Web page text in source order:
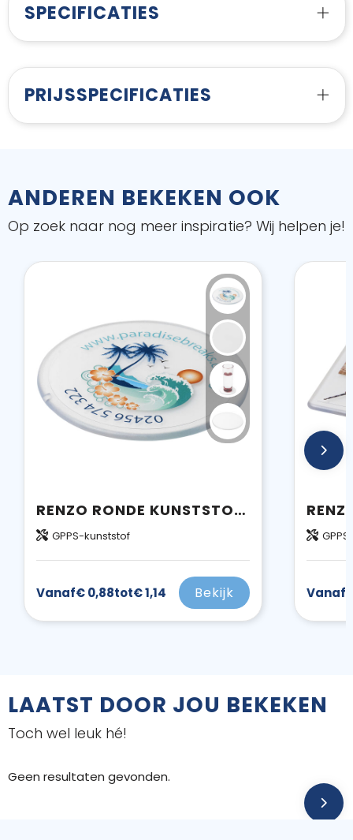
SPECIFICATIES
PRIJSSPECIFICATIES
ANDEREN BEKEKEN OOK
Op zoek naar nog meer inspiratie? Wij helpen je!
RENZO RONDE KUNSTSTOF ONDERZETTER
GPPS-kunststof
Vanaf€ 0,88tot€ 1,14 Bekijk Vanaf
LAATST DOOR JOU BEKEKEN
Toch wel leuk hé!
Geen resultaten gevonden.